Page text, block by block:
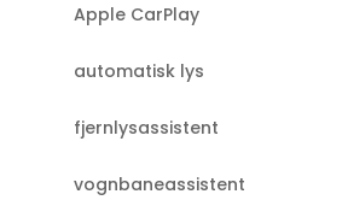
Apple CarPlay
automatisk lys
fjernlysassistent
vognbaneassistent